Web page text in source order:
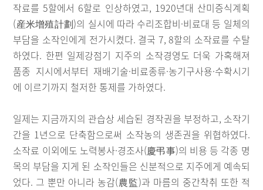
작료를 5할에서 6할로 인상하였고, 1920년대 산미증식계획
(産米增殖計劃)의 실시에 따라 수리조합비·비료대 등 일체의
부담을 소작인에게 전가시켰다. 결국 7, 8할의 소작료를 수탈
하였다. 한편 일제강점기 지주의 소작경영도 더욱 가혹해져
품종 지시에서부터 재배기술·비료종류·농기구사용·수확시기
에 이르기까지 철저한 통제를 가하였다.
일제는 지금까지의 관습상 세습된 경작권을 부정하고, 소작기
간을 1년으로 단축함으로써 소작농의 생존권을 위협하였다.
소작료 이외에도 노력봉사·경조사(慶弔事)의 비용 등 각종 명
목의 부담을 지게 된 소작인들은 신분적으로 지주에게 예속되
었다. 그 뿐만 아니라 농감(農監)과 마름의 중간착취 또한 적